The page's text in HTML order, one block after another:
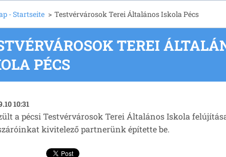
- Startseite > Testvérvárosok Terei Általános Iskola Pécs
TEREI
PÉCS
10:31
a pécsi Testvérvárosok Terei Általános Iskola
kivitelező partnerünk építette be.